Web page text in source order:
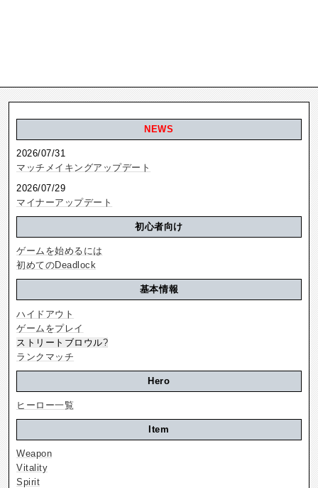
NEWS
2026/07/31
マッチメイキングアップデート
2026/07/29
マイナーアップデート
初心者向け
ゲームを始めるには
初めてのDeadlock
基本情報
ハイドアウト
ゲームをプレイ
ストリートブロウル?
ランクマッチ
Hero
ヒーロー一覧
Item
Weapon
Vitality
Spirit